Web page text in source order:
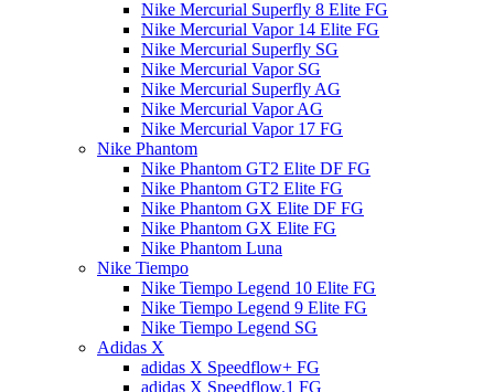
Nike Mercurial Superfly 8 Elite FG
Nike Mercurial Vapor 14 Elite FG
Nike Mercurial Superfly SG
Nike Mercurial Vapor SG
Nike Mercurial Superfly AG
Nike Mercurial Vapor AG
Nike Mercurial Vapor 17 FG
Nike Phantom
Nike Phantom GT2 Elite DF FG
Nike Phantom GT2 Elite FG
Nike Phantom GX Elite DF FG
Nike Phantom GX Elite FG
Nike Phantom Luna
Nike Tiempo
Nike Tiempo Legend 10 Elite FG
Nike Tiempo Legend 9 Elite FG
Nike Tiempo Legend SG
Adidas X
adidas X Speedflow+ FG
adidas X Speedflow.1 FG